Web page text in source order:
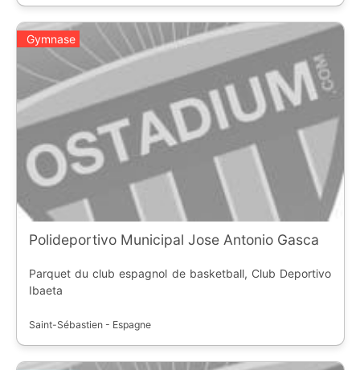
Gymnase
Polideportivo Municipal Jose Antonio Gasca
Parquet du club espagnol de basketball, Club Deportivo
Ibaeta
Saint-Sébastien - Espagne